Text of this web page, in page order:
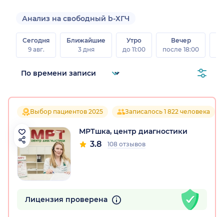
Анализ на свободный b-ХГЧ
Сегодня
9 авг.
Ближайшие
3 дня
Утро
до 11:00
Вечер
после 18:00
Выбор пациентов 2025 Записалось 1 822 человека
МРТшка, центр диагностики
3.8 108 отзывов
Лицензия проверена